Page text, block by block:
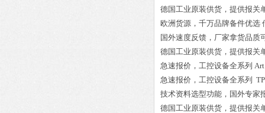
德国工业原装供货，提供报关
欧洲货源，千万品牌备件优选
国外速度反馈，厂家拿货品质
德国工业原装供货，提供报关
急速报价，工控设备全系列
急速报价，工控设备全系列
技术资料选型功能，国外专家
德国工业原装供货，提供报关